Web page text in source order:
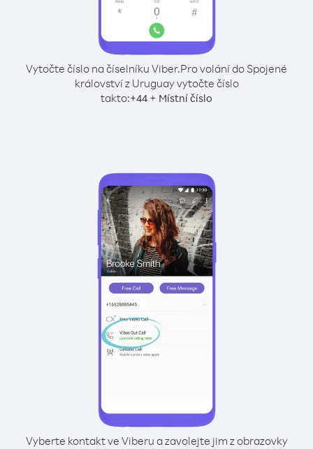
Vytočte číslo na číselníku Viber.Pro volání do Spojené
království z Uruguay vytočte číslo
takto:+44 + Místní číslo
Vyberte kontakt ve Viberu a zavolejte jim z obrazovky